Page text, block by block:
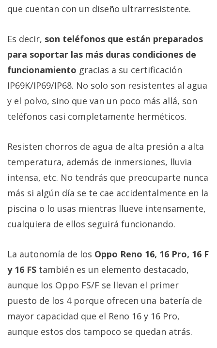
Sorteos
Foros
Contacto
/
Sobre
nosotros
/
/
opciones
de
privacidad
/
Legal
El medio de
comunicación
digital donde
encontrarás
todas las
noticias sobre
móviles,
ordenadores,
que cuentan con un diseño ultrarresistente.
Es decir, son teléfonos que están preparados
para soportar las más duras condiciones de
funcionamiento gracias a su certificación
IP69K/IP69/IP68. No solo son resistentes al agua
y el polvo, sino que van un poco más allá, son
teléfonos casi completamente herméticos.
Resisten chorros de agua de alta presión a alta
temperatura, además de inmersiones, lluvia
intensa, etc. No tendrás que preocuparte nunca
más si algún día se te cae accidentalmente en la
piscina o lo usas mientras llueve intensamente,
cualquiera de ellos seguirá funcionando.
La autonomía de los Oppo Reno 16, 16 Pro, 16 F
y 16 FS también es un elemento destacado,
aunque los Oppo FS/F se llevan el primer
puesto de los 4 porque ofrecen una batería de
mayor capacidad que el Reno 16 y 16 Pro,
aunque estos dos tampoco se quedan atrás.